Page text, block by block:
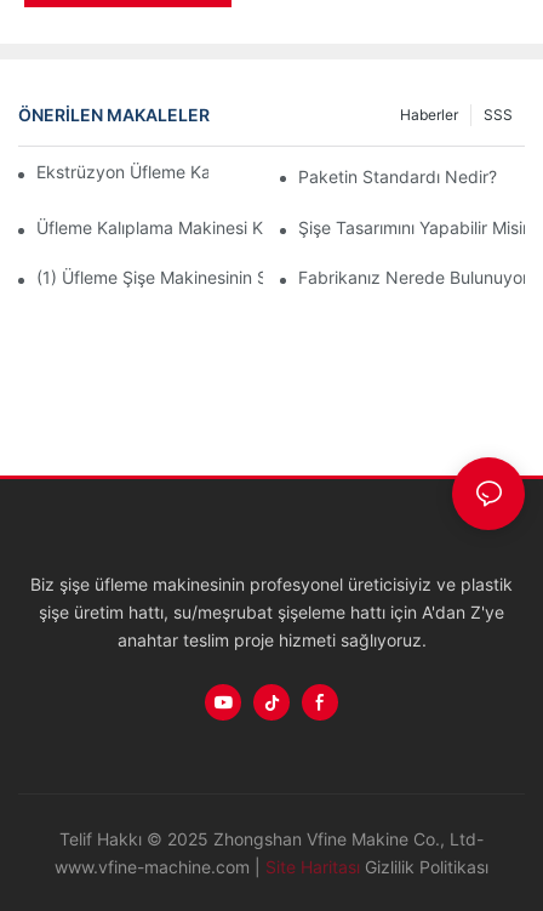
ÖNERILEN MAKALELER SSS
Haberler
Ekstrüzyon Üfleme Kalıplama Makinesi Nedir?Paketin Standardı Nedir?
Üfleme Kalıplama Makinesi Kasa TeşhiriŞişe Tasarımını Yapabilir
(1) Üfleme Şişe Makinesinin Sınıflandırılması Ve Tanıtımı -
Fabrikanız Nerede Bulunuyor?
Biz şişe üfleme makinesinin profesyonel üreticisiyiz ve plastik
şişe üretim hattı, su/meşrubat şişeleme hattı için A'dan Z'ye
anahtar teslim proje hizmeti sağlıyoruz.
Telif Hakkı © 2025 Zhongshan Vfine Makine Co., Ltd-
www.vfine-machine.com |
Site Haritası Gizlilik Politikası